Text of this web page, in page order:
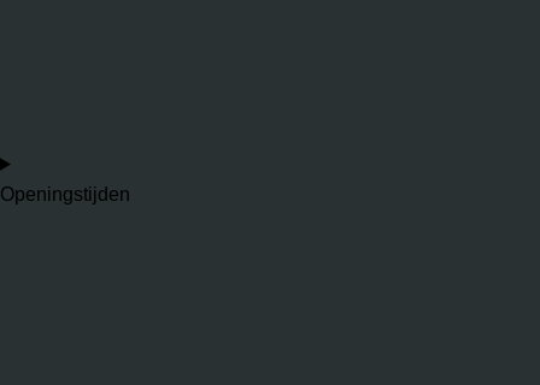
Openingstijden